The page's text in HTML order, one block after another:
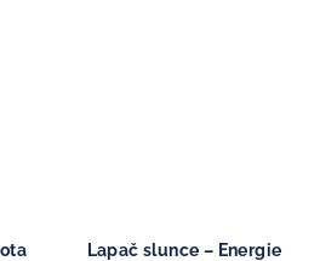
Lapač slunce – Energie